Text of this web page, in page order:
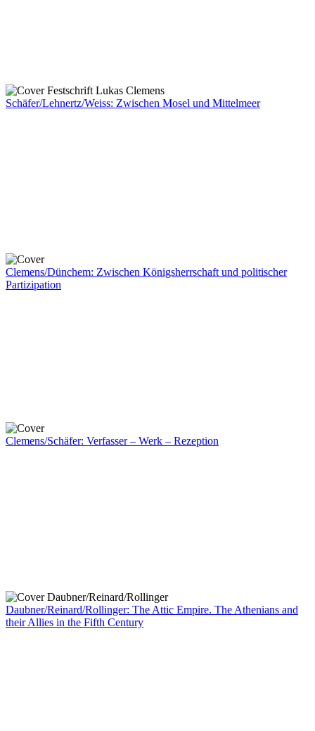
Schäfer/Lehnertz/Weiss: Zwischen Mosel und Mittelmeer
Clemens/Dünchem: Zwischen Königsherrschaft und politischer
Partizipation
Clemens/Schäfer: Verfasser – Werk – Rezeption
Daubner/Reinard/Rollinger: The Attic Empire. The Athenians and
their Allies in the Fifth Century